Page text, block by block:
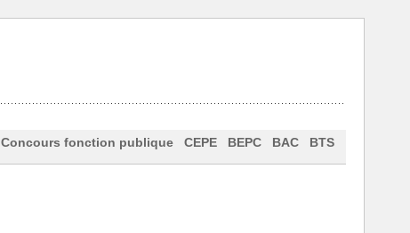
Concours fonction publique CEPE BEPC BAC BTS